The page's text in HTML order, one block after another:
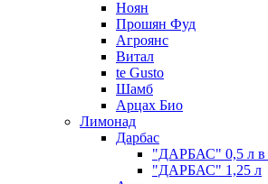
Ноян
Прошян Фуд
Агроянс
Витал
te Gusto
Шамб
Арцах Био
Лимонад
Дарбас
"ДАРБАС" 0,5 л в
"ДАРБАС" 1,25 л